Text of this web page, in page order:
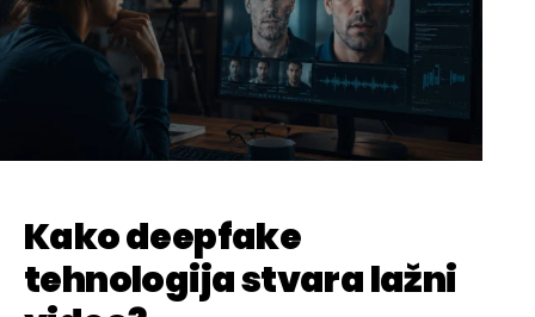
Kako deepfake
tehnologija stvara lažni